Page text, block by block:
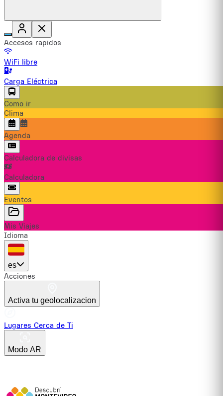
Accesos rapidos
WiFi libre
Carga Eléctrica
Como ir
Clima
Agenda
Calculadora de divisas
Calculadora
Eventos
Mis Viajes
Idioma
es
Acciones
Activa tu geolocalizacion
Lugares Cerca de Ti
Modo AR